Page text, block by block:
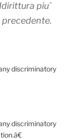
piu`
discriminatory
discriminatory